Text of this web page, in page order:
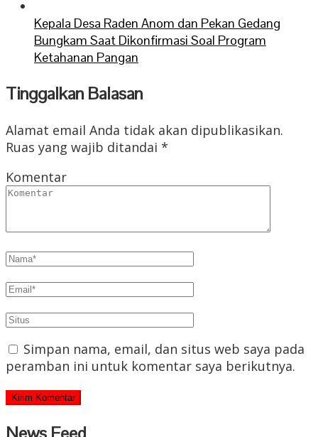
Kepala Desa Raden Anom dan Pekan Gedang
Bungkam Saat Dikonfirmasi Soal Program
Ketahanan Pangan
Tinggalkan Balasan
Alamat email Anda tidak akan dipublikasikan.
Ruas yang wajib ditandai *
Komentar
Simpan nama, email, dan situs web saya pada
peramban ini untuk komentar saya berikutnya.